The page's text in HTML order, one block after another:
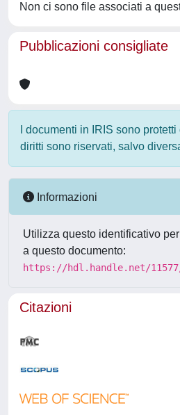
Non ci sono file associati a
Pubblicazioni consigliate
I documenti in IRIS sono
diritti sono riservati, salvo
Informazioni
Utilizza questo identificativo
a questo documento:
https://hdl.handle.net/11577/
Citazioni